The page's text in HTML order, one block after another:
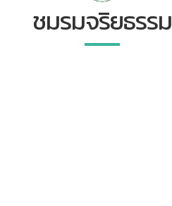
ชมรมจริยธรรม